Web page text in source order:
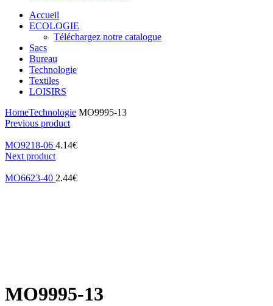
Accueil
ECOLOGIE
Téléchargez notre catalogue
Sacs
Bureau
Technologie
Textiles
LOISIRS
HomeTechnologie MO9995-13
Previous product
MO9218-06 4.14€
Next product
MO6623-40 2.44€
MO9995-13